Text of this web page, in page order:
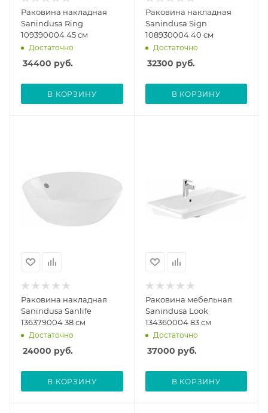
Раковина накладная
Sanindusa Ring
109390004 45 см
Достаточно
34400 руб.
В КОРЗИНУ
Раковина накладная
Sanindusa Sign
108930004 40 см
Достаточно
32300 руб.
В КОРЗИНУ
Раковина накладная
Sanindusa Sanlife
136379004 38 см
Достаточно
24000 руб.
В КОРЗИНУ
Раковина мебельная
Sanindusa Look
134360004 83 см
Достаточно
37000 руб.
В КОРЗИНУ